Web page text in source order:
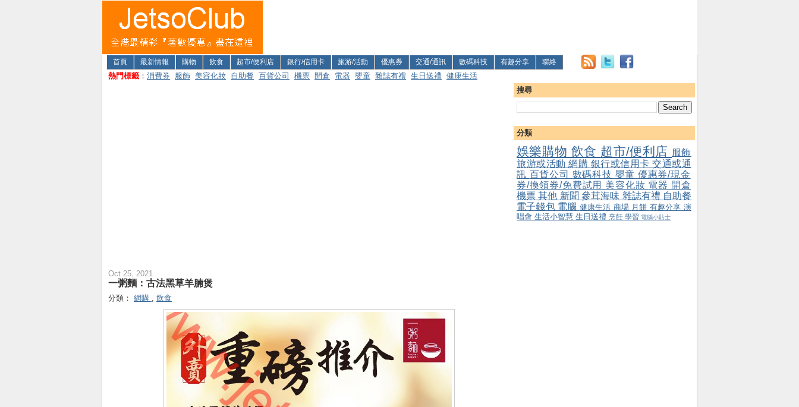
首頁 最新情報 購物 飲食 超市/便利店 銀行/信用卡 旅游/活動 優惠券 交通/通訊 數碼科技 有趣分享 聯絡
熱門標籤 ： 消費券 服飾 美容化妝 自助餐 百貨公司 機票 開倉 電器 嬰童 雜誌有禮 生日送禮 健康生活
搜尋
分類
娛樂購物 飲食 超市/便利店 服飾
旅游或活動 網購 銀行或信用卡 交通或通
訊 百貨公司 數碼科技 嬰童 優惠券/現金
券/換領券/免費試用 美容化妝 電器 開倉
機票其他 新聞參茸海味 雜誌有禮 自助餐
電子錢包 電腦 健康生活 商場 月餅 有趣分享 演
唱會 生活小智慧 生日送禮 烹飪 學習 電腦小貼士
Oct 25, 2021
一粥麵：古法黑草羊腩煲
分類： 網購 , 飲食